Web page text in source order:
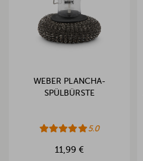
WEBER PLANCHA-
SPÜLBÜRSTE
5.0
11,99 €